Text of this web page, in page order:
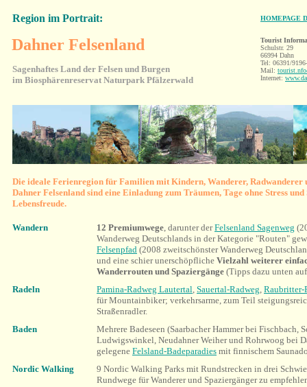
Region im Portrait: HOMEPAGE
Dahner Felsenland
Sagenhaftes Land der Felsen und Burgen
im Biosphärenreservat Naturpark Pfälzerwald
Tourist
Schulstr. 29
66994 Dahn
Tel: 06391/
Mail:
Internet:
Die ideale Ferienregion für Familien mit Kindern, Wanderer, Radwanderer
Dahner Felsenland sind eine Einladung zum Träumen, Tage ohne Stress
Lebensfreude.
Wandern 12 Premiumwege, darunter derFelsenland Sagenweg
Wanderweg Deutschlands in der Kategorie "Routen"
Felsenpfad (2008 zweitschönster Wanderweg
und eine schier unerschöpfliche Vielzahl weiterer
Wanderrouten und Spaziergänge (Tipps dazu unten
Radeln
Pamina-Radweg Lautertal, Sauertal-Radweg, Raubritter-
für Mountainbiker; verkehrsarme, zum Teil
Straßenradler.
Baden
Mehrere Badeseen (Saarbacher Hammer bei Fischbach,
Ludwigswinkel, Neudahner Weiher und Rohrwoog bei
gelegene Felsland-Badeparadies mit finnischem
Nordic Walking
9 Nordic Walking Parks mit Rundstrecken in drei
Rundwege für Wanderer und Spaziergänger zu